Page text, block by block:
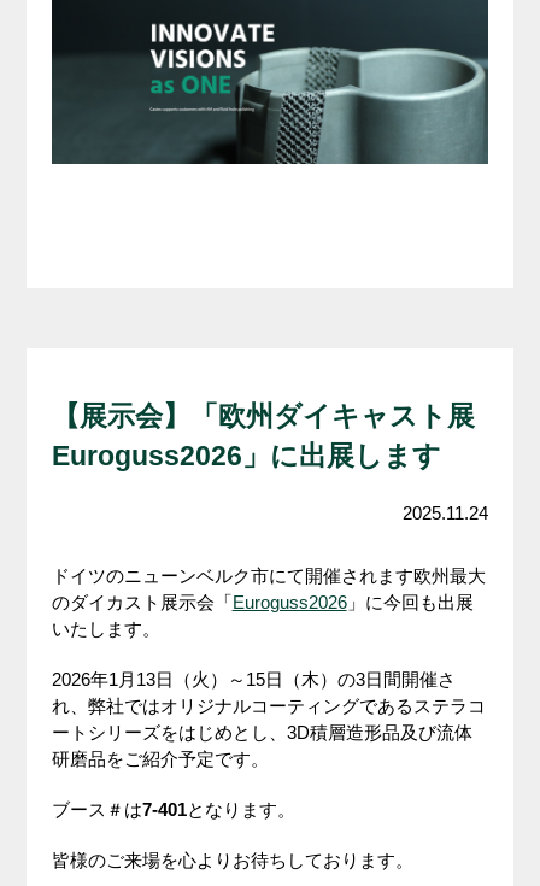
【展示会】「欧州ダイキャスト展
Euroguss2026」に出展します
2025.11.24
ドイツのニューンベルク市にて開催されます欧州最大
のダイカスト展示会「Euroguss2026」に今回も出展
いたします。
2026年1月13日（火）～15日（木）の3日間開催さ
れ、弊社ではオリジナルコーティングであるステラコ
ートシリーズをはじめとし、3D積層造形品及び流体
研磨品をご紹介予定です。
ブース＃は7-401となります。
皆様のご来場を心よりお待ちしております。